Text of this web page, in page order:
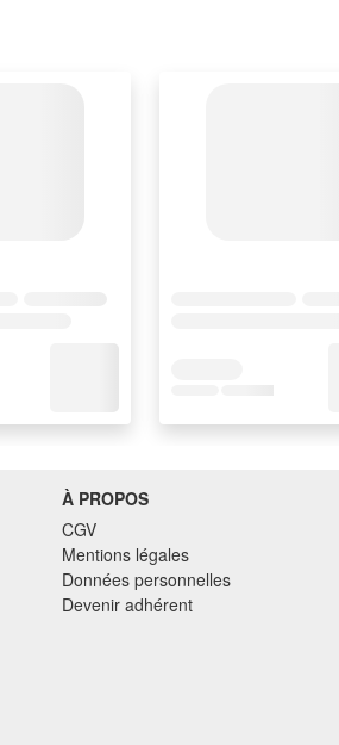
À PROPOS
CGV
Mentions légales
Données personnelles
Devenir adhérent